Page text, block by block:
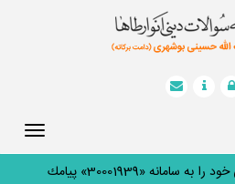
شما مي توانيد سوالات ديني خود را به سامانه «30001939» پيامك